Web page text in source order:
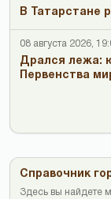
В Татарстане
08 августа 2026,
Дрался лежа:
Первенства
Справочник
Здесь вы найдете